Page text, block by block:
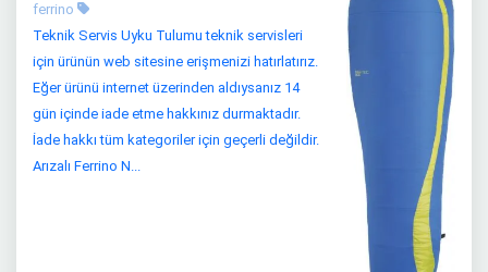
ferrino
Teknik Servis Uyku Tulumu teknik servisleri
için ürünün web sitesine erişmenizi hatırlatırız.
Eğer ürünü internet üzerinden aldıysanız 14
gün içinde iade etme hakkınız durmaktadır.
İade hakkı tüm kategoriler için geçerli değildir.
Arızalı Ferrino N...